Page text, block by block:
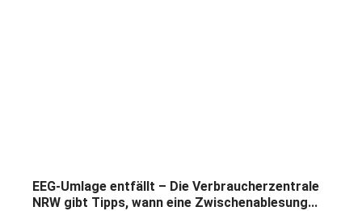
EEG-Umlage entfällt – Die Verbraucherzentrale
NRW gibt Tipps, wann eine Zwischenablesung...